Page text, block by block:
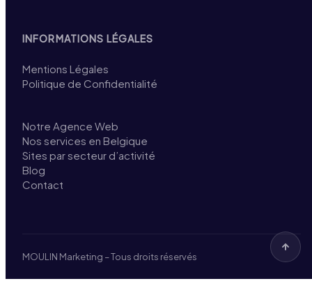
INFORMATIONS LÉGALES
Mentions Légales
Politique de Confidentialité
Notre Agence Web
Nos services en Belgique
Sites par secteur d’activité
Blog
Contact
MOULIN Marketing – Tous droits réservés